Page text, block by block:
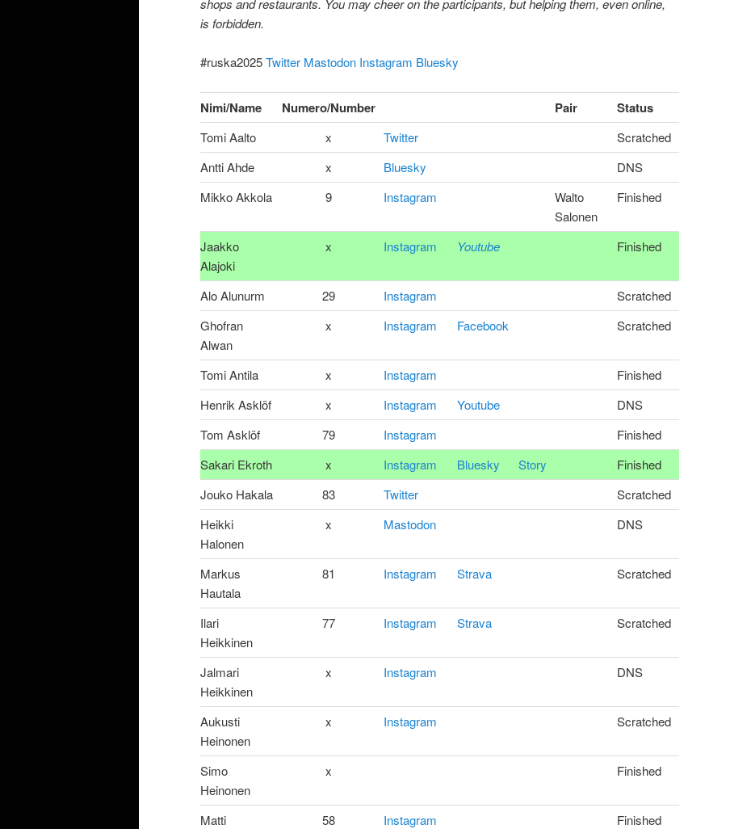
shops and restaurants. You may cheer on the participants, but helping them, even online,
is forbidden.
#ruska2025Twitter Mastodon Instagram Bluesky
Nimi/Name Numero/Number Pair Status
Tomi Aalto x Twitter
Scratched
Antti Ahde
x Bluesky
DNS
Mikko Akkola
9 Instagram
Walto
Salonen
Finished
Jaakko
Alajoki
x Instagram Youtube Finished
Alo Alunurm 29 Instagram
Scratched
Ghofran
Alwan
x Instagram Facebook Scratched
Tomi Antila x Instagram
Finished
Henrik Asklöf
x Instagram Youtube
DNS
Tom Asklöf
79 Instagram
Finished
Sakari Ekroth
x Instagram Bluesky Story
Finished
Jouko Hakala
83 Twitter
Scratched
Heikki
Halonen
x Mastodon DNS
Markus
Hautala
81 Instagram Strava Scratched
Ilari
Heikkinen
77 Instagram Strava Scratched
Jalmari
Heikkinen
x Instagram DNS
Aukusti
Heinonen
x Instagram Scratched
Simo
Heinonen
x Finished
Matti
58 Instagram Finished